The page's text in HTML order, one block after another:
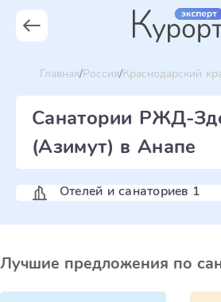
Главная Россия Краснодарский
Санатории РЖД-
(Азимут) в Анапе
Отелей и санаториев 1
Лучшие предложения по